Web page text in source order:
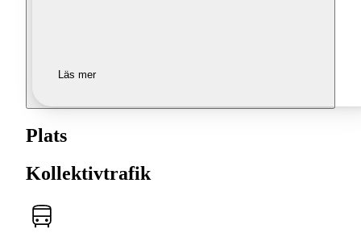
Läs mer
Plats
Kollektivtrafik